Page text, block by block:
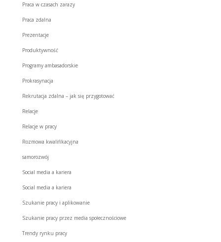
Praca w czasach zarazy
Praca zdalna
Prezentacje
Produktywność
Programy ambasadorskie
Prokrasynacja
Rekrutacja zdalna – jak się przygotować
Relacje
Relacje w pracy
Rozmowa kwalifikacyjna
samorozwój
Social media a kariera
Social media a kariera
Szukanie pracy i aplikowanie
Szukanie pracy przez media społecznościowe
Trendy rynku pracy